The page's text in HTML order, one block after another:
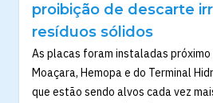
proibição de descarte
resíduos sólidos
As placas foram instaladas próximo
Moaçara, Hemopa e do Terminal
que estão sendo alvos cada vez